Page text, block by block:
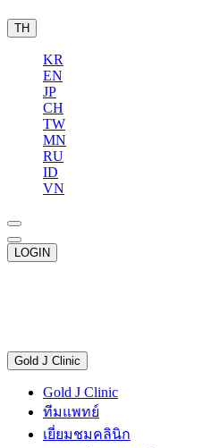
TH
KR
EN
JP
CH
TW
MN
RU
ID
VN
LOGIN
Gold J Clinic
Gold J Clinic
ทีมแพทย์
เยี่ยมชมคลินิก